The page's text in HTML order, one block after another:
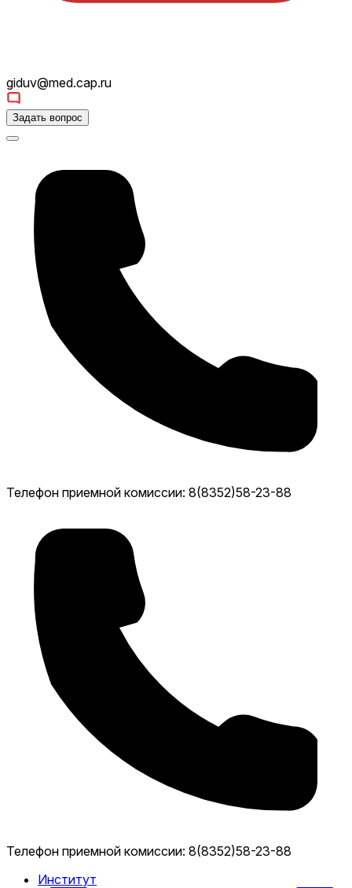
giduv@med.cap.ru
Задать вопрос
Телефон приемной комиссии: 8(8352)58-23-88
Телефон приемной комиссии: 8(8352)58-23-88
Институт